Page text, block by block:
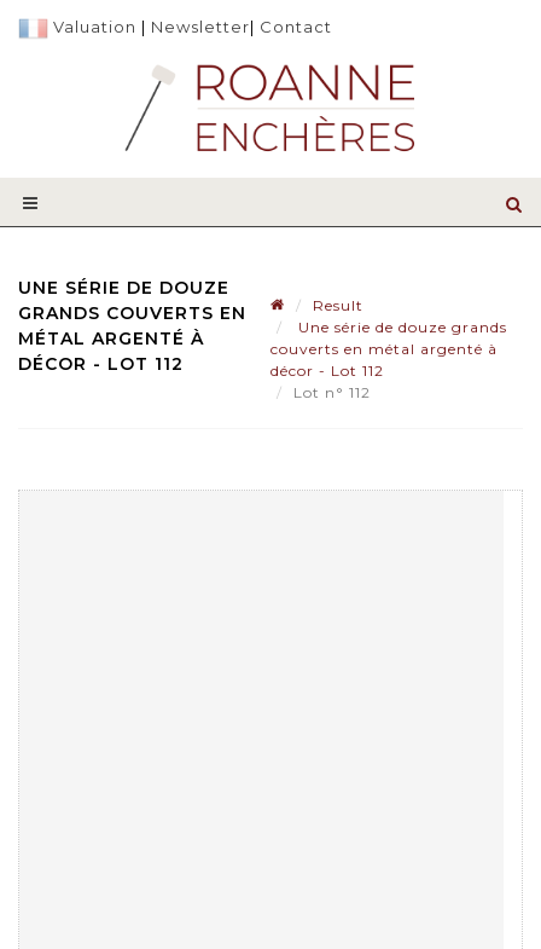
Valuation | Newsletter| Contact
UNE SÉRIE DE DOUZE
GRANDS COUVERTS EN
MÉTAL ARGENTÉ À
DÉCOR - LOT 112
Result
Une série de douze grands
couverts en métal argenté à
décor - Lot 112
Lot n° 112